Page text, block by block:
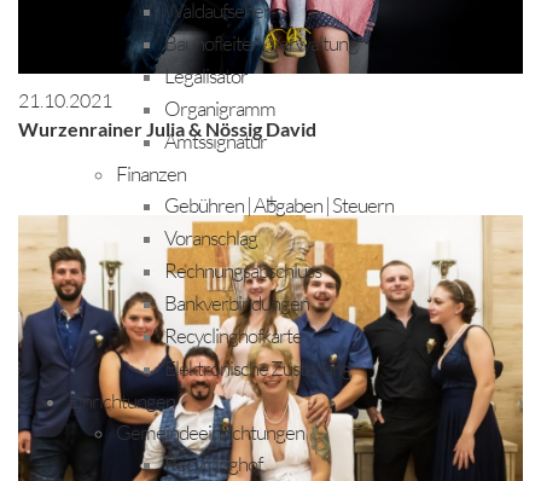
Waldaufseher
Bauhofleiter | Verwaltung
Legalisator
Organigramm
Amtssignatur
Finanzen
Gebühren | Abgaben | Steuern
Voranschlag
Rechnungsabschluss
Bankverbindungen
Recyclinghofkarte
Elektronische Zustellung
Einrichtungen
Gemeindeeinrichtungen
Recyclinghof
21.10.2021
Wurzenrainer Julia & Nössig David
+